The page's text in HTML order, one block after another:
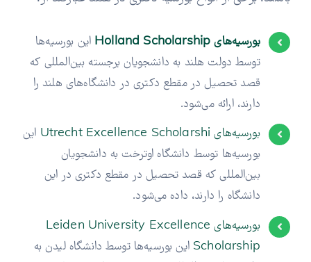
بورسیه‌های Holland Scholarship
این بورسیه‌ها
توسط دولت هلند به دانشجویان برجسته بین‌المللی که
قصد تحصیل در مقطع دکتری در دانشگاه‌های هلند را
دارند، ارائه می‌شود.
بورسیه‌های Utrecht Excellence Scholarshi
این
بورسیه‌ها توسط دانشگاه اوترخت به دانشجویان
بین‌المللی که قصد تحصیل در مقطع دکتری در این
دانشگاه را دارند، داده می‌شود.
بورسیه‌های Leiden University Excellence
Scholarship این بورسیه‌ها توسط دانشگاه لیدن به